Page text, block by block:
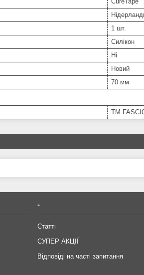
1 шт.
Силікон
Ні
Новий
70 мм
TM
-
Статті
СУПЕР АКЦІЇ
Відповіді на часті запитання